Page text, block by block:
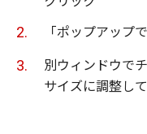
「ポップアップ
別ウィンドウで
サイズに調整し